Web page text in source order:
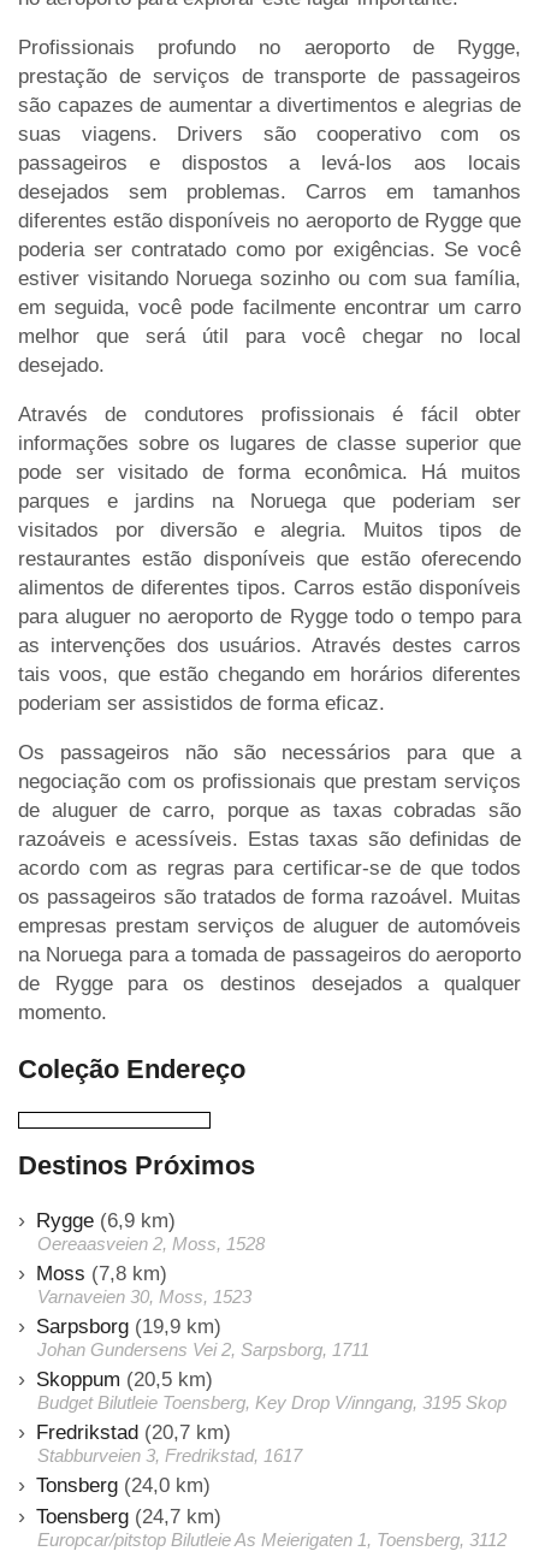
Profissionais profundo no aeroporto de Rygge,
prestação de serviços de transporte de passageiros
são capazes de aumentar a divertimentos e alegrias de
suas viagens. Drivers são cooperativo com os
passageiros e dispostos a levá-los aos locais
desejados sem problemas. Carros em tamanhos
diferentes estão disponíveis no aeroporto de Rygge que
poderia ser contratado como por exigências. Se você
estiver visitando Noruega sozinho ou com sua família,
em seguida, você pode facilmente encontrar um carro
melhor que será útil para você chegar no local
desejado.
Através de condutores profissionais é fácil obter
informações sobre os lugares de classe superior que
pode ser visitado de forma econômica. Há muitos
parques e jardins na Noruega que poderiam ser
visitados por diversão e alegria. Muitos tipos de
restaurantes estão disponíveis que estão oferecendo
alimentos de diferentes tipos. Carros estão disponíveis
para aluguer no aeroporto de Rygge todo o tempo para
as intervenções dos usuários. Através destes carros
tais voos, que estão chegando em horários diferentes
poderiam ser assistidos de forma eficaz.
Os passageiros não são necessários para que a
negociação com os profissionais que prestam serviços
de aluguer de carro, porque as taxas cobradas são
razoáveis e acessíveis. Estas taxas são definidas de
acordo com as regras para certificar-se de que todos
os passageiros são tratados de forma razoável. Muitas
empresas prestam serviços de aluguer de automóveis
na Noruega para a tomada de passageiros do aeroporto
de Rygge para os destinos desejados a qualquer
momento.
Coleção Endereço
Destinos Próximos
Rygge (6,9 km)
Oereaasveien 2, Moss, 1528
Moss (7,8 km)
Varnaveien 30, Moss, 1523
Sarpsborg (19,9 km)
Johan Gundersens Vei 2, Sarpsborg, 1711
Skoppum (20,5 km)
Budget Bilutleie Toensberg, Key Drop V/inngang, 3195 Skop
Fredrikstad (20,7 km)
Stabburveien 3, Fredrikstad, 1617
Tonsberg (24,0 km)
Toensberg (24,7 km)
Europcar/pitstop Bilutleie As Meierigaten 1, Toensberg, 3112